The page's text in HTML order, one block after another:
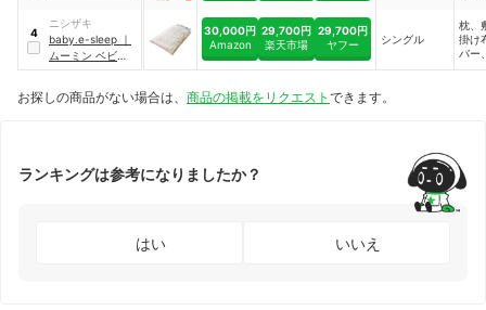
4
ニシザキ
baby.e-sleep ｜
ムーミン ベビーふ
とん9点セット｜
30,000円
Amazon
29,700円
楽天市場
29,700円
ヤフー
シングル
枕、
掛け
バー
ット
お探しの商品がない場合は、 商品の掲載をリクエスト できます。
ランキングは参考になりましたか？
はい いいえ